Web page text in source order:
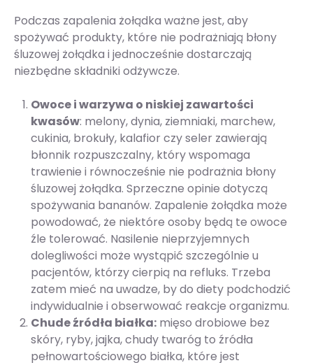
Podczas zapalenia żołądka ważne jest, aby
spożywać produkty, które nie podrażniają błony
śluzowej żołądka i jednocześnie dostarczają
niezbędne składniki odżywcze.
Owoce i warzywa o niskiej zawartości
kwasów: melony, dynia, ziemniaki, marchew,
cukinia, brokuły, kalafior czy seler zawierają
błonnik rozpuszczalny, który wspomaga
trawienie i równocześnie nie podrażnia błony
śluzowej żołądka. Sprzeczne opinie dotyczą
spożywania bananów. Zapalenie żołądka może
powodować, że niektóre osoby będą te owoce
źle tolerować. Nasilenie nieprzyjemnych
dolegliwości może wystąpić szczególnie u
pacjentów, którzy cierpią na refluks. Trzeba
zatem mieć na uwadze, by do diety podchodzić
indywidualnie i obserwować reakcje organizmu.
Chude źródła białka: mięso drobiowe bez
skóry, ryby, jajka, chudy twaróg to źródła
pełnowartościowego białka, które jest